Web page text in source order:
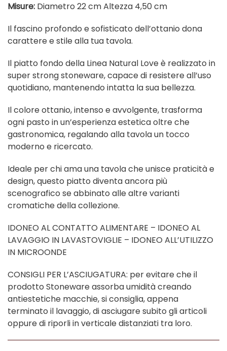
Misure: Diametro 22 cm Altezza 4,50 cm
Il fascino profondo e sofisticato dell’ottanio dona
carattere e stile alla tua tavola.
Il piatto fondo della Linea Natural Love è realizzato in
super strong stoneware, capace di resistere all’uso
quotidiano, mantenendo intatta la sua bellezza.
Il colore ottanio, intenso e avvolgente, trasforma
ogni pasto in un’esperienza estetica oltre che
gastronomica, regalando alla tavola un tocco
moderno e ricercato.
Ideale per chi ama una tavola che unisce praticità e
design, questo piatto diventa ancora più
scenografico se abbinato alle altre varianti
cromatiche della collezione.
IDONEO AL CONTATTO ALIMENTARE – IDONEO AL
LAVAGGIO IN LAVASTOVIGLIE – IDONEO ALL’UTILIZZO
IN MICROONDE
CONSIGLI PER L’ASCIUGATURA: per evitare che il
prodotto Stoneware assorba umidità creando
antiestetiche macchie, si consiglia, appena
terminato il lavaggio, di asciugare subito gli articoli
oppure di riporli in verticale distanziati tra loro.